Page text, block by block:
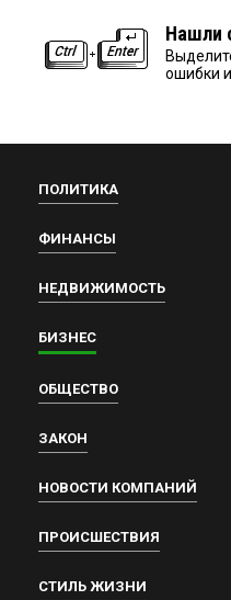
Нашли
ошибки
ПОЛИТИКА
ФИНАНСЫ
НЕДВИЖИМОСТЬ
БИЗНЕС
ОБЩЕСТВО
ЗАКОН
НОВОСТИ КОМПАНИЙ
ПРОИСШЕСТВИЯ
СТИЛЬ ЖИЗНИ